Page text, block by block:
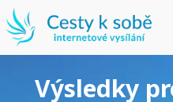
Výsledky